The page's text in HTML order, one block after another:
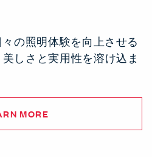
の照明体験を向上させる
しさと実用性を溶け込ま
MORE